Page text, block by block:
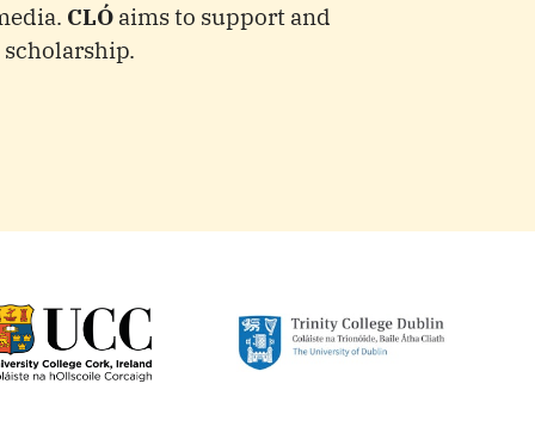
CLÓ aims to support and